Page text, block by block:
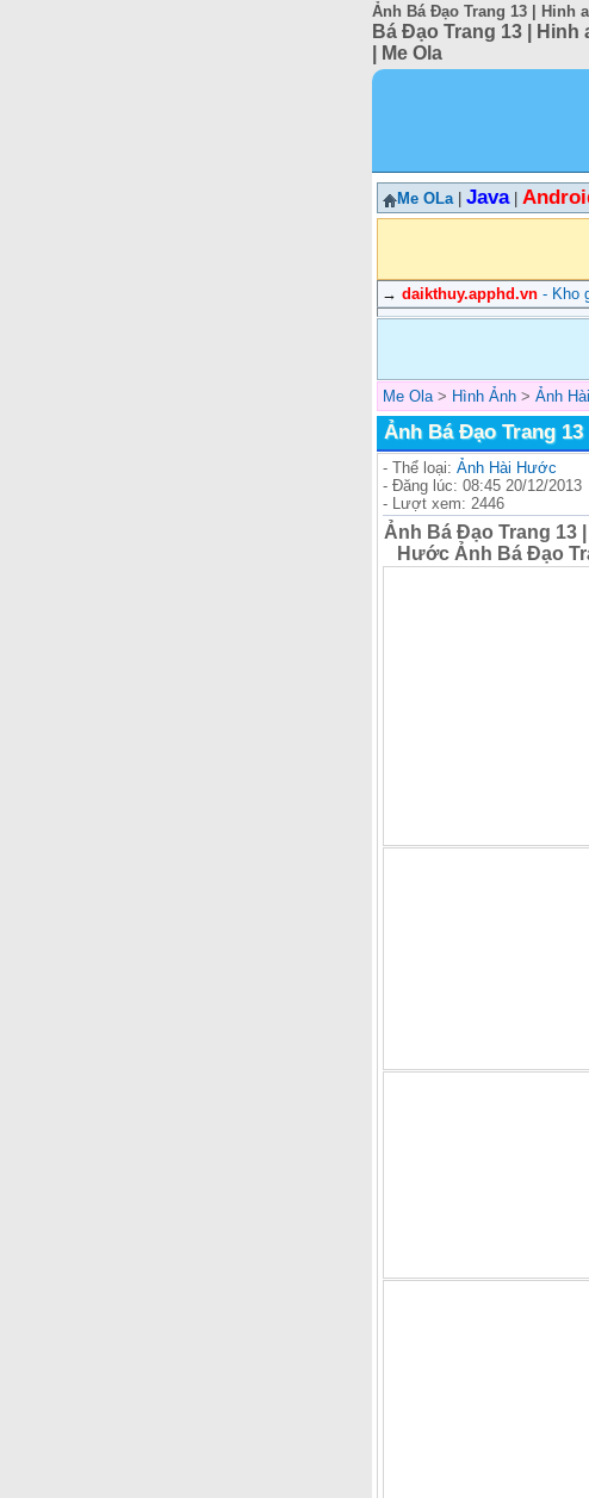
Ảnh Bá Đạo Trang 13 | Hinh
Bá Đạo Trang 13 |
| Me Ola
Me OLa| Java|
→ daikthuy.apphd.vn - Kho
Me Ola> Hình Ảnh > Ảnh
Ảnh Bá Đạo Trang
- Thể loại: Ảnh Hài Hước
- Đăng lúc: 08:45 20/12/2013
- Lượt xem: 2446
Ảnh Bá Đạo Trang 13
Hước Ảnh Bá Đạo